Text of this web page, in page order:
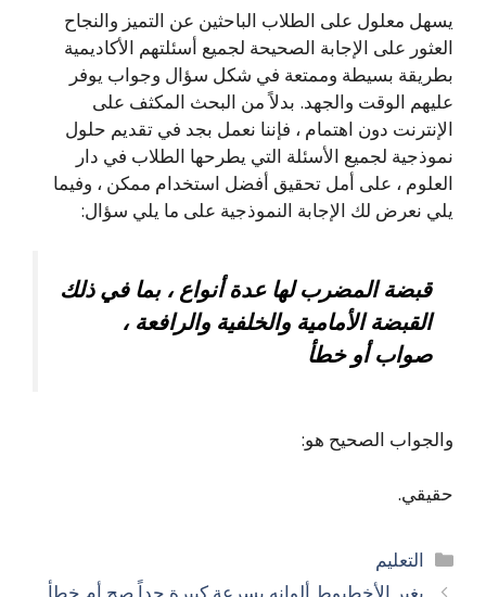
يسهل معلول على الطلاب الباحثين عن التميز والنجاح
العثور على الإجابة الصحيحة لجميع أسئلتهم الأكاديمية
بطريقة بسيطة وممتعة في شكل سؤال وجواب يوفر
عليهم الوقت والجهد. بدلاً من البحث المكثف على
الإنترنت دون اهتمام ، فإننا نعمل بجد في تقديم حلول
نموذجية لجميع الأسئلة التي يطرحها الطلاب في دار
العلوم ، على أمل تحقيق أفضل استخدام ممكن ، وفيما
يلي نعرض لك الإجابة النموذجية على ما يلي سؤال:
قبضة المضرب لها عدة أنواع ، بما في ذلك
القبضة الأمامية والخلفية والرافعة ،
صواب أو خطأ
والجواب الصحيح هو:
حقيقي.
التصنيفات
التعليم